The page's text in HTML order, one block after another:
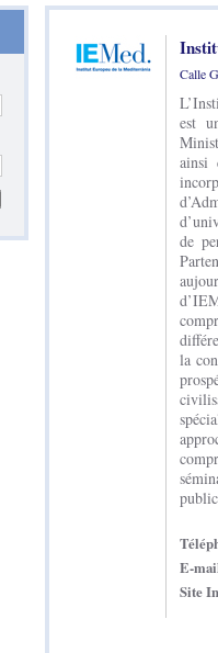
est
ainsi
de
la
E-
Site